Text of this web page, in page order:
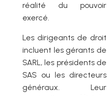
réalité du pouvoir
exercé.
Les dirigeants de droit
incluent les gérants de
SARL, les présidents de
SAS ou les directeurs
généraux. Leur